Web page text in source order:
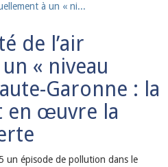
à un « ni...
de l’air
« niveau
Garonne : la
en œuvre la
un épisode de pollution dans le